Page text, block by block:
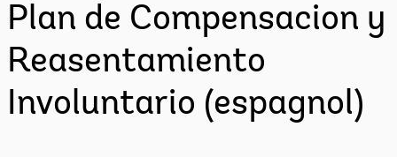
Plan de Compensacion y
Reasentamiento
Involuntario (espagnol)